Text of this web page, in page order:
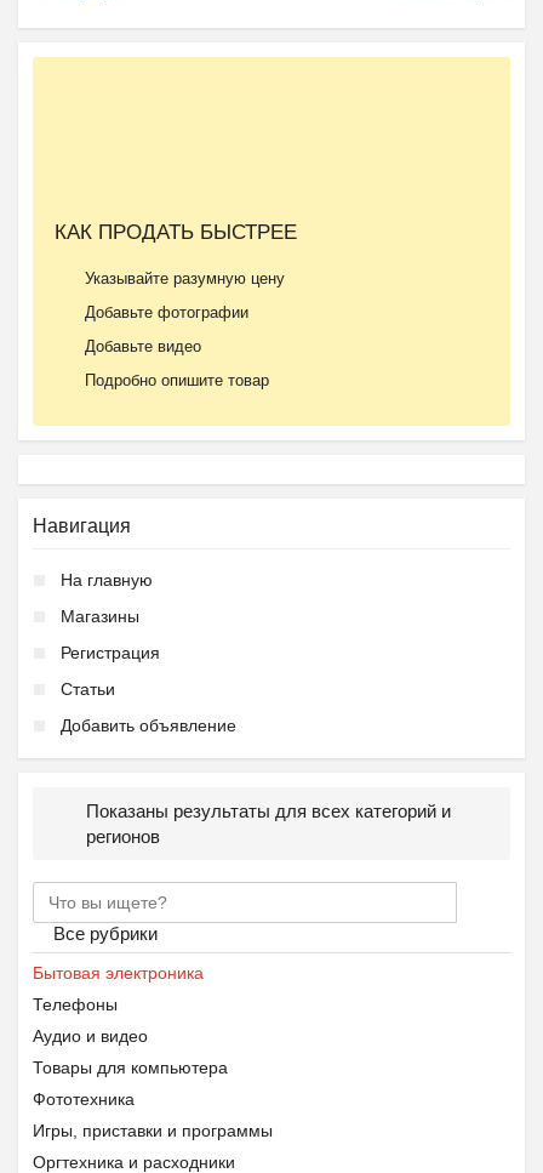
КАК ПРОДАТЬ БЫСТРЕЕ
Указывайте разумную цену
Добавьте фотографии
Добавьте видео
Подробно опишите товар
Навигация
На главную
Магазины
Регистрация
Статьи
Добавить объявление
Показаны результаты для всех категорий и
регионов
Все рубрики
Бытовая электроника
Телефоны
Аудио и видео
Товары для компьютера
Фототехника
Игры, приставки и программы
Оргтехника и расходники